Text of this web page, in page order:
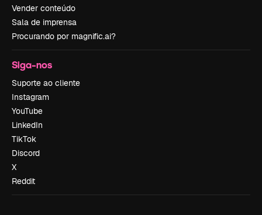
Vender conteúdo
Sala de imprensa
Procurando por magnific.ai?
Siga-nos
Suporte ao cliente
Instagram
YouTube
LinkedIn
TikTok
Discord
X
Reddit